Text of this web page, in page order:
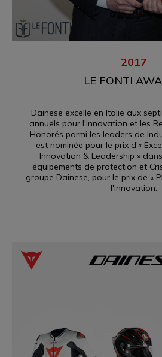
2017
LE FONTI
Dainese excelle en Italie aux
annuels pour l'Innovation et les
Honorés parmi les leaders de
est nominée pour le prix d'«
Innovation & Leadership »
équipements de protection et
groupe Dainese, pour le prix de «
l'innovation.